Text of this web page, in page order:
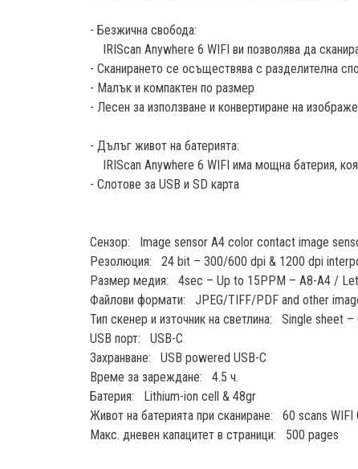
- Безжична свобода:
IRIScan Anywhere 6 WIFI ви позволява да
- Сканирането се осъществява с разделителна
- Малък и компактен по размер
- Лесен за използване и конвертиране на
- Дълъг живот на батерията:
IRIScan Anywhere 6 WIFI има мощна батерия,
- Слотове за USB и SD карта
Сензор: Image sensor A4 color contact image
Резолюция: 24 bit – 300/600 dpi & 1200 dpi
Размер медия: 4sec – Up to 15PPM – A8-A4 /
Файлови формати: JPEG/TIFF/PDF and other
Тип скенер и източник на светлина: Single sheet –
USB порт: USB-C
Захранване: USB powered USB-C
Време за зареждане: 4.5 ч.
Батерия: Lithium-ion cell & 48gr
Живот на батерията при сканиране: 60 scans WIFI
Макс. дневен капацитет в страници: 500 pages